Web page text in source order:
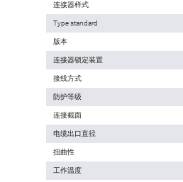
连接器样式
Type standard
版本
连接器锁定装置
接线方式
防护等级
连接截面
电缆出口直径
扭曲性
工作温度